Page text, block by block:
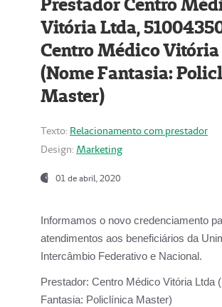
Vitória Ltda,
Centro Médico
(Nome Fantasia:
Master)
Texto: Relacionamento com prestador
Design: Marketing
01 de abril, 2020
Informamos o novo credenciamento
atendimentos aos beneficiários da
Intercâmbio Federativo e Nacional.
Prestador: Centro Médico Vitória Ltda
Fantasia: Policlínica Master)